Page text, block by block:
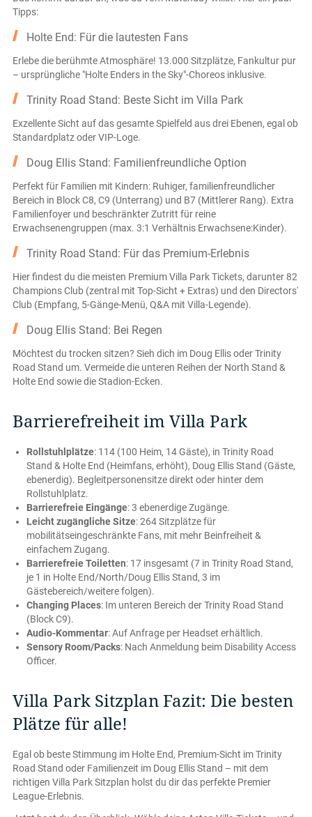
Tipps:
Holte End: Für die lautesten Fans
Erlebe die berühmte Atmosphäre! 13.000 Sitzplätze, Fankultur pur
– ursprüngliche "Holte Enders in the Sky"-Choreos inklusive.
Trinity Road Stand: Beste Sicht im Villa Park
Exzellente Sicht auf das gesamte Spielfeld aus drei Ebenen, egal ob
Standardplatz oder VIP-Loge.
Doug Ellis Stand: Familienfreundliche Option
Perfekt für Familien mit Kindern: Ruhiger, familienfreundlicher
Bereich in Block C8, C9 (Unterrang) und B7 (Mittlerer Rang). Extra
Familienfoyer und beschränkter Zutritt für reine
Erwachsenengruppen (max. 3:1 Verhältnis Erwachsene:Kinder).
Trinity Road Stand: Für das Premium-Erlebnis
Hier findest du die meisten Premium Villa Park Tickets, darunter 82
Champions Club (zentral mit Top-Sicht + Extras) und den Directors'
Club (Empfang, 5-Gänge-Menü, Q&A mit Villa-Legende).
Doug Ellis Stand: Bei Regen
Möchtest du trocken sitzen? Sieh dich im Doug Ellis oder Trinity
Road Stand um. Vermeide die unteren Reihen der North Stand &
Holte End sowie die Stadion-Ecken.
Barrierefreiheit im Villa Park
Rollstuhlplätze: 114 (100 Heim, 14 Gäste), in Trinity Road
Stand & Holte End (Heimfans, erhöht), Doug Ellis Stand (Gäste,
ebenerdig). Begleitpersonensitze direkt oder hinter dem
Rollstuhlplatz.
Barrierefreie Eingänge: 3 ebenerdige Zugänge.
Leicht zugängliche Sitze: 264 Sitzplätze für
mobilitätseingeschränkte Fans, mit mehr Beinfreiheit &
einfachem Zugang.
Barrierefreie Toiletten: 17 insgesamt (7 in Trinity Road Stand,
je 1 in Holte End/North/Doug Ellis Stand, 3 im
Gästebereich/weitere folgen).
Changing Places: Im unteren Bereich der Trinity Road Stand
(Block C9).
Audio-Kommentar: Auf Anfrage per Headset erhältlich.
Sensory Room/Packs: Nach Anmeldung beim Disability Access
Officer.
Villa Park Sitzplan Fazit: Die besten
Plätze für alle!
Egal ob beste Stimmung im Holte End, Premium-Sicht im Trinity
Road Stand oder Familienzeit im Doug Ellis Stand – mit dem
richtigen Villa Park Sitzplan holst du dir das perfekte Premier
League-Erlebnis.